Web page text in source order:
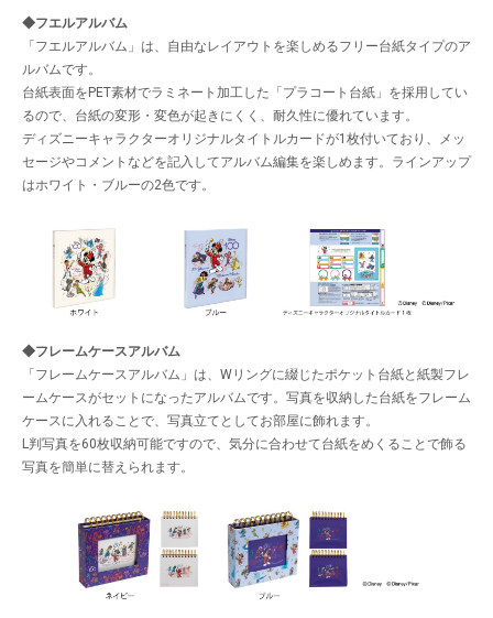
◆フエルアルバム
「フエルアルバム」は、自由なレイアウトを楽しめるフリー台紙タイプのア
ルバムです。
台紙表面をPET素材でラミネート加工した「プラコート台紙」を採用してい
るので、台紙の変形・変色が起きにくく、耐久性に優れています。
ディズニーキャラクターオリジナルタイトルカードが1枚付いており、メッ
セージやコメントなどを記入してアルバム編集を楽しめます。ラインアップ
はホワイト・ブルーの2色です。
◆フレームケースアルバム
「フレームケースアルバム」は、Wリングに綴じたポケット台紙と紙製フレ
ームケースがセットになったアルバムです。写真を収納した台紙をフレーム
ケースに入れることで、写真立てとしてお部屋に飾れます。
L判写真を60枚収納可能ですので、気分に合わせて台紙をめくることで飾る
写真を簡単に替えられます。